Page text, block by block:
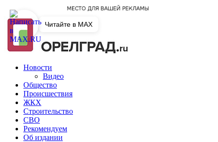
Новости
Видео
Общество
Происшествия
ЖКХ
Строительство
СВО
Рекомендуем
Об издании
Читайте в MAX